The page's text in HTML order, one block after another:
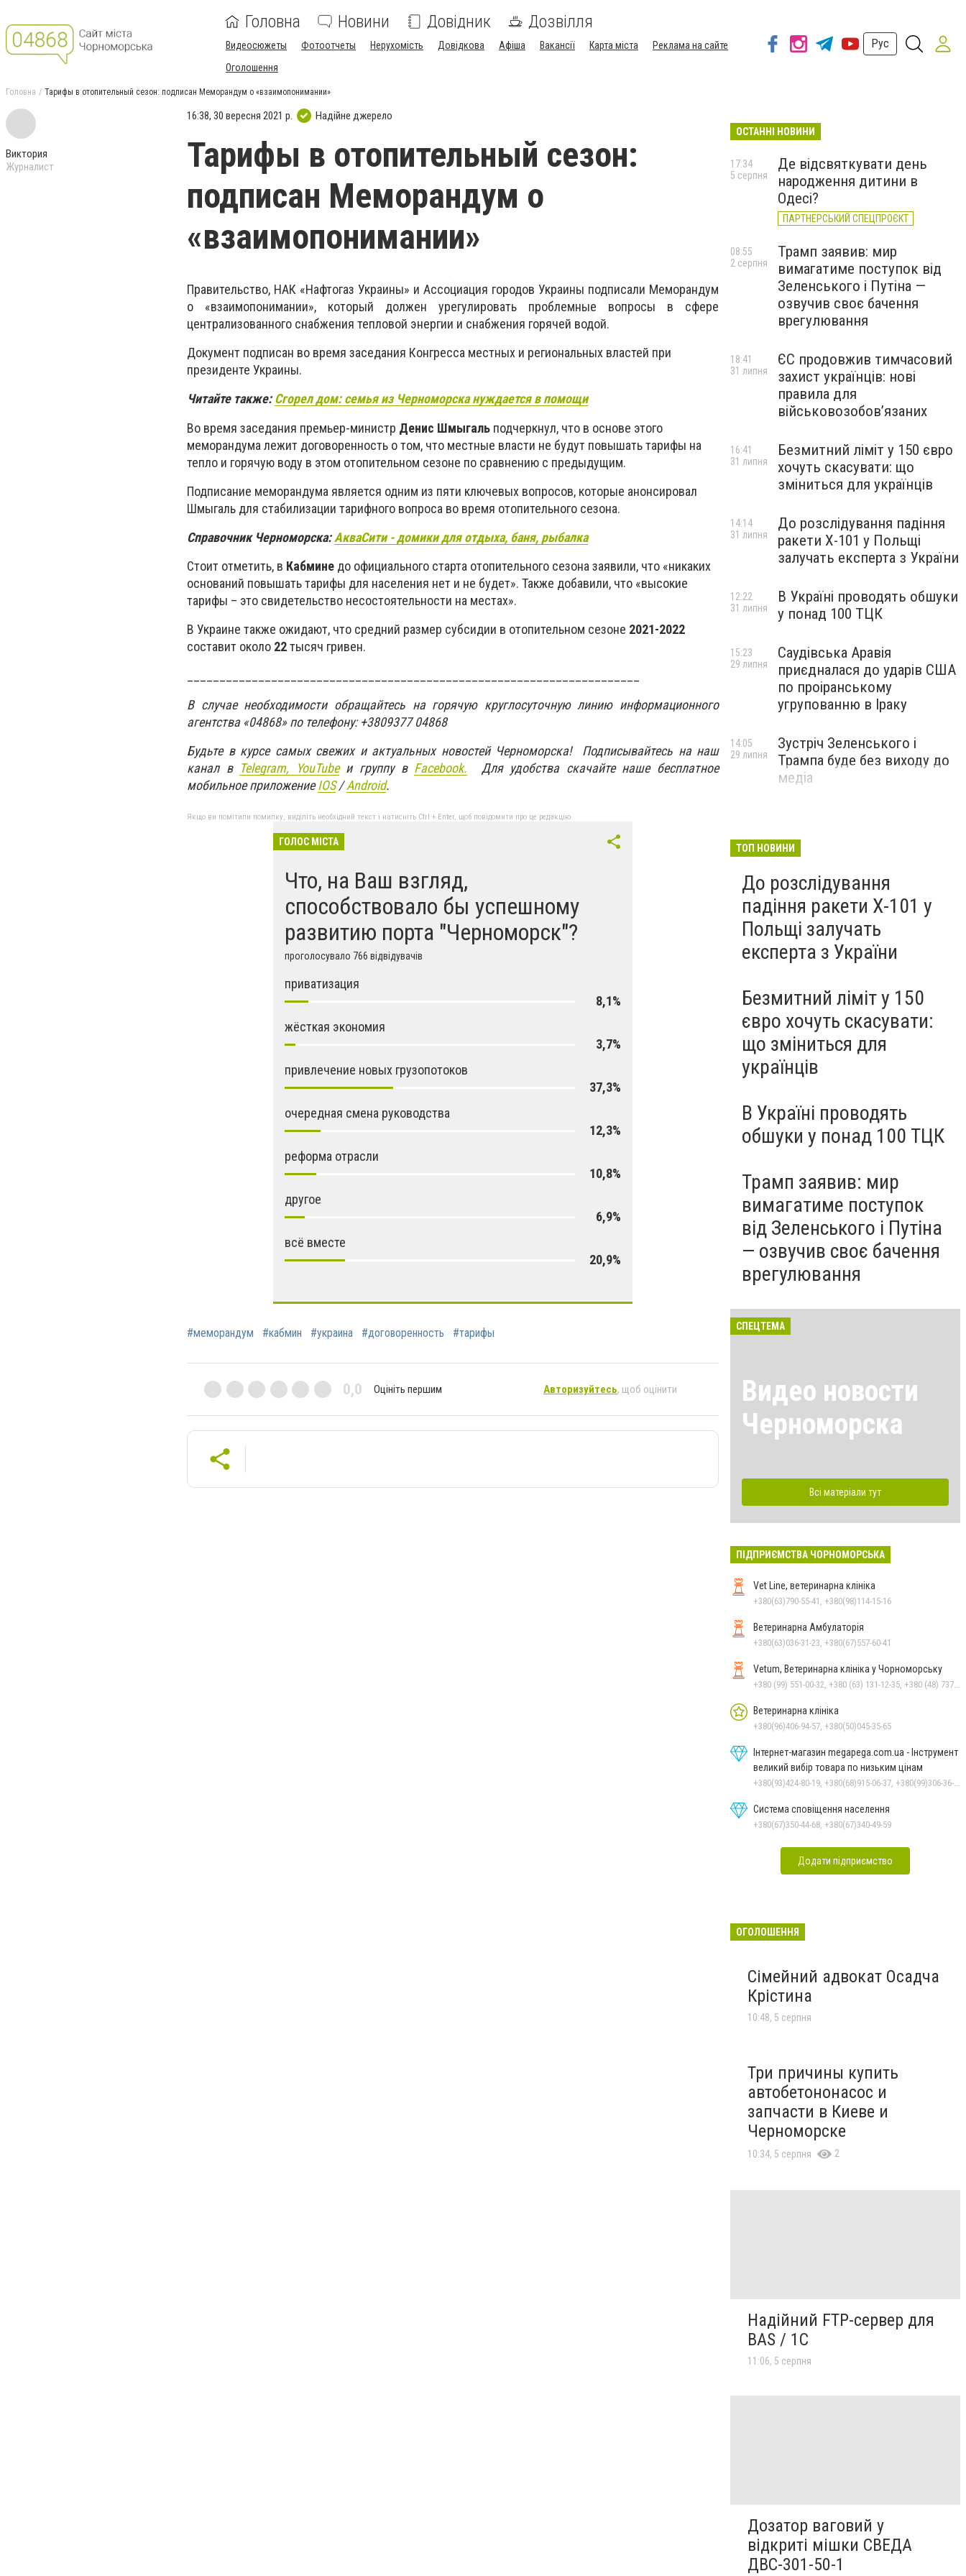
Головна Новини Довідник Дозвілля
Видеосюжеты Фотоотчеты Нерухомість Довідкова Афіша Вакансії Карта міста
Реклама на сайте
Оголошення
Рус
Головна Тарифы в отопительный сезон: подписан Меморандум о «взаимопонимании»
Виктория
Журналист
16:38, 30 вересня 2021 р. Надійне джерело
Тарифы в отопительный сезон:
подписан Меморандум о
«взаимопонимании»
Правительство, НАК «Нафтогаз Украины» и Ассоциация городов Украины подписали Меморандум
о «взаимопонимании», который должен урегулировать проблемные вопросы в сфере
централизованного снабжения тепловой энергии и снабжения горячей водой.
Документ подписан во время заседания Конгресса местных и региональных властей при
президенте Украины.
Читайте также:Сгорел дом: семья из Черноморска нуждается в помощи
Во время заседания премьер-министр Денис Шмыгаль подчеркнул, что в основе этого
меморандума лежит договоренность о том, что местные власти не будут повышать тарифы на
тепло и горячую воду в этом отопительном сезоне по сравнению с предыдущим.
Подписание меморандума является одним из пяти ключевых вопросов, которые анонсировал
Шмыгаль для стабилизации тарифного вопроса во время отопительного сезона.
Справочник Черноморска:АкваСити - домики для отдыха, баня, рыбалка
Стоит отметить, в Кабмине до официального старта отопительного сезона заявили, что «никаких
оснований повышать тарифы для населения нет и не будет». Также добавили, что «высокие
тарифы – это свидетельство несостоятельности на местах».
В Украине также ожидают, что средний размер субсидии в отопительном сезоне 2021-2022
составит около 22тысяч гривен.
В случае необходимости обращайтесь на горячую круглосуточную линию информационного
агентства «04868» по телефону: +3809377 04868
Будьте в курсе самых свежих и актуальных новостей Черноморска! Подписывайтесь на наш
канал в Telegram, YouTubeи группу в Facebook. Для удобства скачайте наше бесплатное
мобильное приложениеIOS/Android.
Якщо ви помітили помилку, виділіть необхідний текст і натисніть Ctrl + Enter, щоб повідомити про це редакцію
ГОЛОС МІСТА
Что, на Ваш взгляд,
способствовало бы успешному
развитию порта "Черноморск"?
проголосувало 766 відвідувачів
приватизация
8,1%
жёсткая экономия
3,7%
привлечение новых грузопотоков
37,3%
очередная смена руководства
12,3%
реформа отрасли
10,8%
другое
6,9%
всё вместе
20,9%
#меморандум #кабмин #украина #договоренность #тарифы
0,0 Оцініть першим Авторизуйтесь, щоб оцінити
ОСТАННІ НОВИНИ
Де відсвяткувати день
народження дитини в
Одесі?
ПАРТНЕРСЬКИЙ СПЕЦПРОЄКТ
17:34
5 серпня
Трамп заявив: мир
вимагатиме поступок від
Зеленського і Путіна —
озвучив своє бачення
врегулювання
08:55
2 серпня
ЄС продовжив тимчасовий
захист українців: нові
правила для
військовозобов’язаних
18:41
31 липня
Безмитний ліміт у 150 євро
хочуть скасувати: що
зміниться для українців
16:41
31 липня
До розслідування падіння
ракети Х-101 у Польщі
залучать експерта з України
14:14
31 липня
В Україні проводять обшуки
у понад 100 ТЦК
12:22
31 липня
Саудівська Аравія
приєдналася до ударів США
по проіранському
угрупованню в Іраку
15:23
29 липня
Зустріч Зеленського і
Трампа буде без виходу до
медіа
14:05
29 липня
ТОП НОВИНИ
До розслідування
падіння ракети Х-101 у
Польщі залучать
експерта з України
Безмитний ліміт у 150
євро хочуть скасувати:
що зміниться для
українців
В Україні проводять
обшуки у понад 100 ТЦК
Трамп заявив: мир
вимагатиме поступок
від Зеленського і Путіна
— озвучив своє бачення
врегулювання
СПЕЦТЕМА
Видео новости
Черноморска
Всі матеріали тут
ПІДПРИЄМСТВА ЧОРНОМОРСЬКА
Vet Line, ветеринарна клініка
+380(63)790-55-41, +380(98)114-15-16
Ветеринарна Амбулаторія
+380(63)036-31-23, +380(67)557-60-41
Vetum, Ветеринарна клініка у Чорноморську
Ветеринарна клініка
+380(96)406-94-57, +380(50)045-35-65
Інтернет-магазин megapega.com.ua - Інструмент
великий вибір товара по низьким цінам
Система сповіщення населення
+380(67)350-44-68, +380(67)340-49-59
Додати підприємство
ОГОЛОШЕННЯ
Сімейний адвокат Осадча
Крістина
10:48, 5 серпня
Три причины купить
автобетононасос и
запчасти в Киеве и
Черноморске
10:34, 5 серпня 2
Надійний FTP-сервер для
BAS / 1C
11:06, 5 серпня
Дозатор ваговий у
відкриті мішки СВЕДА
ДВС-301-50-1